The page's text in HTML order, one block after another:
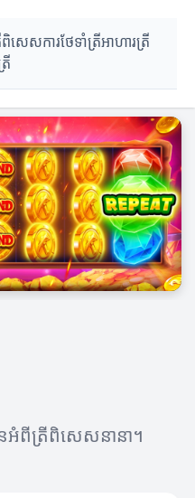
ពិសេសការថែទាំត្រីអាហារត្រី
រី
ពីត្រីពិសេសនានា។